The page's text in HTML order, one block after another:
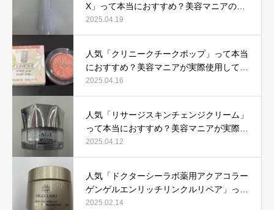
X」って本当におすすめ？美容マニアの私
が実際使用して、口コミを検証！
2025.04.19
人気「クリニークチークポップ」って本当
におすすめ？美容マニアが実際使用して口
コミを検証！
2025.04.16
人気「リサージスキンチェンジクリーム」
って本当におすすめ？美容マニアが実際使
用して口コミを検証！
2025.04.12
人気「ドクターシーラボ薬用アクアコラー
ゲンゲルエンリッチリンクルリペア」って
本当におすすめ？美容マニアが実際使用し
2025.02.14